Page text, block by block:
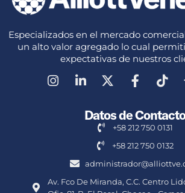
Especializados en el mercado
un alto valor agregado lo cual
expectativas de nuestros
Datos de Contacto
+58 212 750 0131
+58 212 750 0132
Av. Fco De Miranda, C.C. Centro